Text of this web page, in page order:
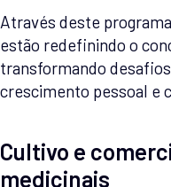
Através deste
estão redefinindo o
transformando
crescimento pessoal e
Cultivo e
medicinais